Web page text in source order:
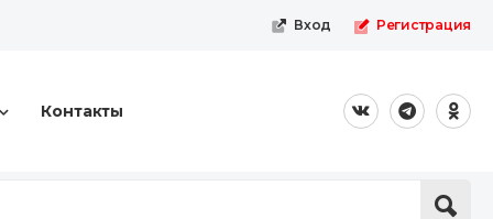
Вход Регистрация
Контакты